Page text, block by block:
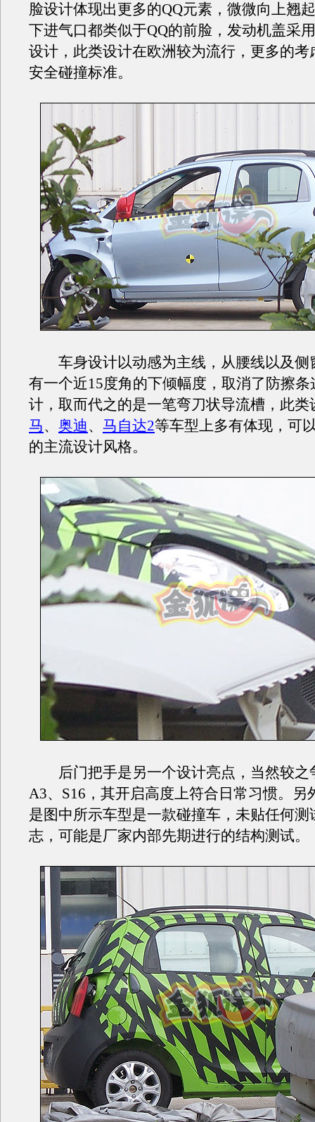
脸设计体现出更多的QQ元素，微微向上翘
下进气口都类似于QQ的前脸，发动机盖采
设计，此类设计在欧洲较为流行，更多的考
安全碰撞标准。
车身设计以动感为主线，从腰线以及侧
有一个近15度角的下倾幅度，取消了防擦
计，取而代之的是一笔弯刀状导流槽，此类
马、 奥迪、 马自达2等车型上多有体现，可
的主流设计风格。
后门把手是另一个设计亮点，当然较之
A3、S16，其开启高度上符合日常习惯。另
是图中所示车型是一款碰撞车，未贴任何测
志，可能是厂家内部先期进行的结构测试。